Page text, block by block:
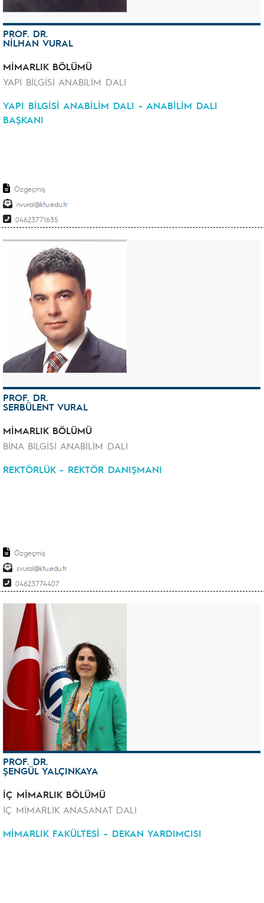
PROF. DR.
NİLHAN VURAL
MİMARLIK BÖLÜMÜ
YAPI BİLGİSİ ANABİLİM DALI
YAPI BİLGİSİ ANABİLİM DALI - ANABİLİM DALI
BAŞKANI
Özgeçmiş
nvural
04623771635
PROF. DR.
SERBÜLENT VURAL
MİMARLIK BÖLÜMÜ
BİNA BİLGİSİ ANABİLİM DALI
REKTÖRLÜK - REKTÖR DANIŞMANI
Özgeçmiş
svural
04623774407
PROF. DR.
ŞENGÜL YALÇINKAYA
İÇ MİMARLIK BÖLÜMÜ
İÇ MİMARLIK ANASANAT DALI
MİMARLIK FAKÜLTESİ - DEKAN YARDIMCISI